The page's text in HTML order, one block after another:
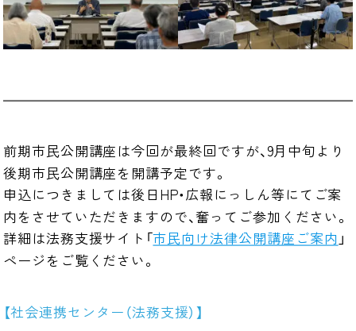
前期市民公開講座は今回が最終回ですが、9月中旬より
後期市民公開講座を開講予定です。
申込につきましては後日HP・広報にっしん等にてご案
内をさせていただきますので、奮ってご参加ください。
詳細は法務支援サイト「市民向け法律公開講座ご案内 」
ページをご覧ください。
【社会連携センター（法務支援）】